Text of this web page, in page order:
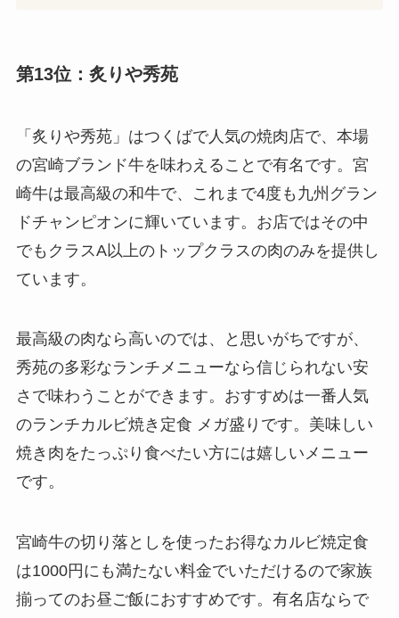
第13位：炙りや秀苑
「炙りや秀苑」はつくばで人気の焼肉店で、本場
の宮崎ブランド牛を味わえることで有名です。宮
崎牛は最高級の和牛で、これまで4度も九州グラン
ドチャンピオンに輝いています。お店ではその中
でもクラスA以上のトップクラスの肉のみを提供し
ています。
最高級の肉なら高いのでは、と思いがちですが、
秀苑の多彩なランチメニューなら信じられない安
さで味わうことができます。おすすめは一番人気
のランチカルビ焼き定食 メガ盛りです。美味しい
焼き肉をたっぷり食べたい方には嬉しいメニュー
です。
宮崎牛の切り落としを使ったお得なカルビ焼定食
は1000円にも満たない料金でいただけるので家族
揃ってのお昼ご飯におすすめです。有名店ならで